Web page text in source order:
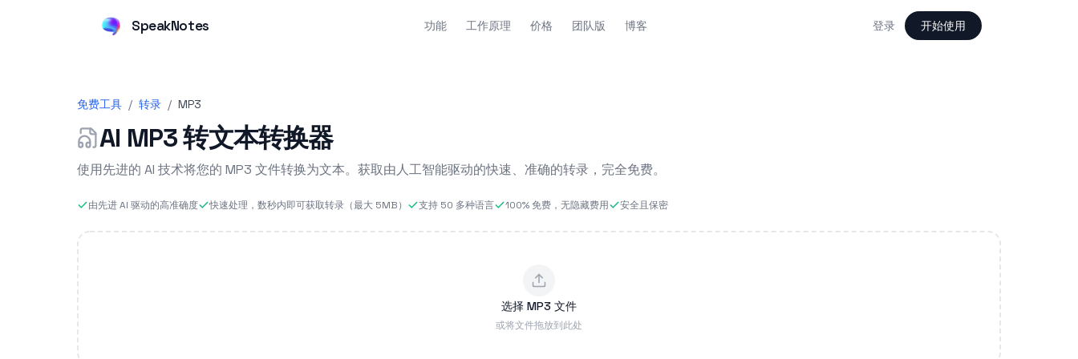
SpeakNotes 功能 工作原理 价格 团队版 博客 登录 开始使用
免费工具 / 转录 / MP3
AI MP3 转文本转换器
使用先进的 AI 技术将您的 MP3 文件转换为文本。获取由人工智能驱动的快速、准确的转录，完全免费。
由先进 AI 驱动的高准确度 快速处理，数秒内即可获取转录（最大 5MB） 支持 50 多种语言 100% 免费，无隐藏费用 安全且保密
选择 MP3 文件
或将文件拖放到此处